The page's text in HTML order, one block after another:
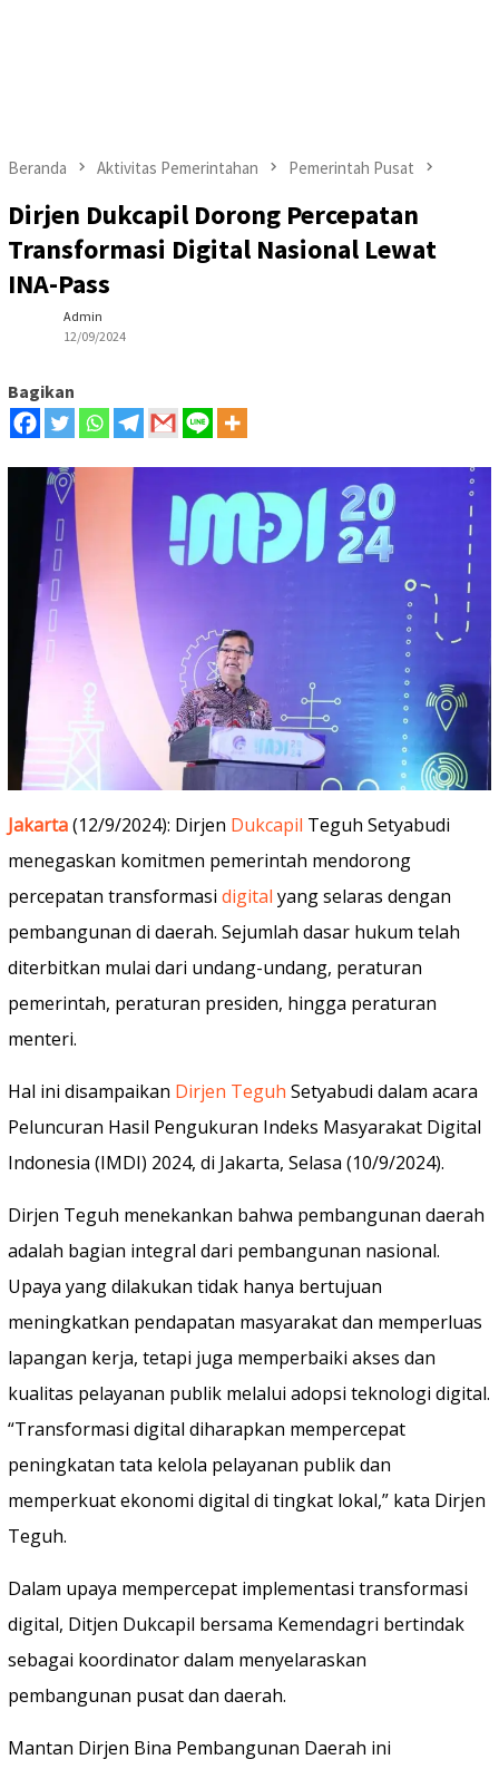
Beranda Aktivitas Pemerintahan Pemerintah Pusat
Dirjen Dukcapil Dorong Percepatan
Transformasi Digital Nasional Lewat
INA-Pass
Admin
12/09/2024
Bagikan
Jakarta(12/9/2024): Dirjen Dukcapil Teguh Setyabudi
menegaskan komitmen pemerintah mendorong
percepatan transformasi digital yang selaras dengan
pembangunan di daerah. Sejumlah dasar hukum telah
diterbitkan mulai dari undang-undang, peraturan
pemerintah, peraturan presiden, hingga peraturan
menteri.
Hal ini disampaikan Dirjen Teguh Setyabudi dalam acara
Peluncuran Hasil Pengukuran Indeks Masyarakat Digital
Indonesia (IMDI) 2024, di Jakarta, Selasa (10/9/2024).
Dirjen Teguh menekankan bahwa pembangunan daerah
adalah bagian integral dari pembangunan nasional.
Upaya yang dilakukan tidak hanya bertujuan
meningkatkan pendapatan masyarakat dan memperluas
lapangan kerja, tetapi juga memperbaiki akses dan
kualitas pelayanan publik melalui adopsi teknologi digital.
“Transformasi digital diharapkan mempercepat
peningkatan tata kelola pelayanan publik dan
memperkuat ekonomi digital di tingkat lokal,” kata Dirjen
Teguh.
Dalam upaya mempercepat implementasi transformasi
digital, Ditjen Dukcapil bersama Kemendagri bertindak
sebagai koordinator dalam menyelaraskan
pembangunan pusat dan daerah.
Mantan Dirjen Bina Pembangunan Daerah ini